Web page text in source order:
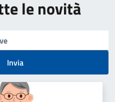
le novità
Invia